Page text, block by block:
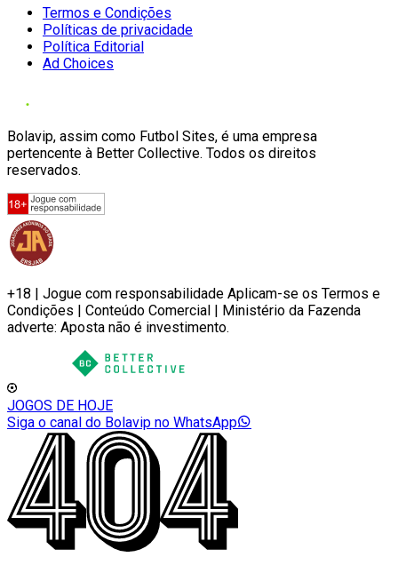
Termos e Condições
Políticas de privacidade
Política Editorial
Ad Choices
Bolavip, assim como Futbol Sites, é uma empresa
pertencente à Better Collective. Todos os direitos
reservados.
+18 | Jogue com responsabilidade Aplicam-se os Termos e
Condições | Conteúdo Comercial | Ministério da Fazenda
adverte: Aposta não é investimento.
JOGOS DE HOJE
Siga o canal do Bolavip no WhatsApp